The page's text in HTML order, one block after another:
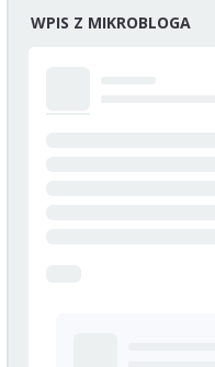
WPIS Z MIKROBLOGA